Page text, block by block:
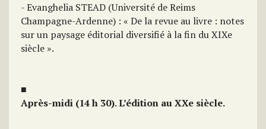
- Evanghelia STEAD (Université de Reims
Champagne-Ardenne) : « De la revue au livre : notes
sur un paysage éditorial diversifié à la fin du XIXe
siècle ».
■
Après-midi (14 h 30). L’édition au XXe siècle.